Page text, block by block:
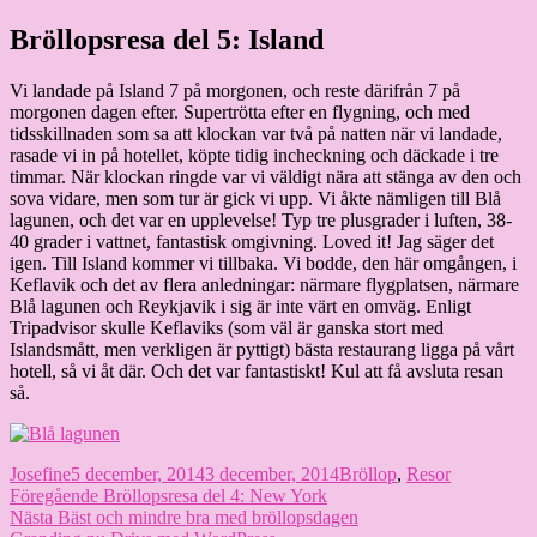
Hoppa
till
Granding.nu
Bröllopsresa del 5: Island
Vi landade på Island 7 på morgonen, och reste därifrån 7 på
morgonen dagen efter. Supertrötta efter en flygning, och med
tidsskillnaden som sa att klockan var två på natten när vi landade,
rasade vi in på hotellet, köpte tidig incheckning och däckade i tre
timmar. När klockan ringde var vi väldigt nära att stänga av den och
sova vidare, men som tur är gick vi upp. Vi åkte nämligen till Blå
lagunen, och det var en upplevelse! Typ tre plusgrader i luften, 38-
40 grader i vattnet, fantastisk omgivning. Loved it! Jag säger det
igen. Till Island kommer vi tillbaka. Vi bodde, den här omgången, i
Keflavik och det av flera anledningar: närmare flygplatsen, närmare
Blå lagunen och Reykjavik i sig är inte värt en omväg. Enligt
Tripadvisor skulle Keflaviks (som väl är ganska stort med
Islandsmått, men verkligen är pyttigt) bästa restaurang ligga på vårt
hotell, så vi åt där. Och det var fantastiskt! Kul att få avsluta resan
så.
Författare
JosefinePublicerat
den
5 december, 20143 december, 2014Kategorier
Bröllop, Resor
Inläggsnavigering
Föregående Föregående
inlägg:
Bröllopsresa del 4: New York
Nästa Nästa
Bäst och mindre bra med bröllopsdagen